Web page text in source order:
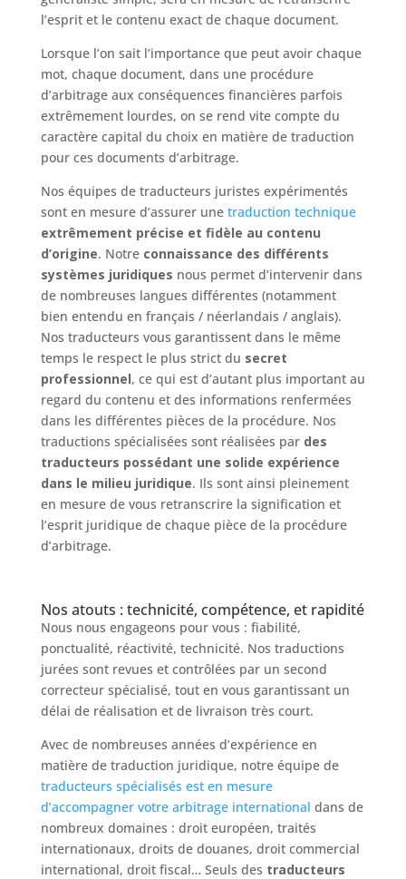
l’esprit et le contenu exact de chaque document.
Lorsque l’on sait l’importance que peut avoir chaque
mot, chaque document, dans une procédure
d’arbitrage aux conséquences financières parfois
extrêmement lourdes, on se rend vite compte du
caractère capital du choix en matière de traduction
pour ces documents d’arbitrage.
Nos équipes de traducteurs juristes expérimentés
sont en mesure d’assurer une traduction technique
extrêmement précise et fidèle au contenu
d’origine. Notre connaissance des différents
systèmes juridiques nous permet d’intervenir dans
de nombreuses langues différentes (notamment
bien entendu en français / néerlandais / anglais).
Nos traducteurs vous garantissent dans le même
temps le respect le plus strict du secret
professionnel, ce qui est d’autant plus important au
regard du contenu et des informations renfermées
dans les différentes pièces de la procédure. Nos
traductions spécialisées sont réalisées par des
traducteurs possédant une solide expérience
dans le milieu juridique. Ils sont ainsi pleinement
en mesure de vous retranscrire la signification et
l’esprit juridique de chaque pièce de la procédure
d’arbitrage.
Nos atouts : technicité, compétence, et rapidité
Nous nous engageons pour vous : fiabilité,
ponctualité, réactivité, technicité. Nos traductions
jurées sont revues et contrôlées par un second
correcteur spécialisé, tout en vous garantissant un
délai de réalisation et de livraison très court.
Avec de nombreuses années d’expérience en
matière de traduction juridique, notre équipe de
traducteurs spécialisés est en mesure
d’accompagner votre arbitrage international dans de
nombreux domaines : droit européen, traités
internationaux, droits de douanes, droit commercial
international, droit fiscal… Seuls des traducteurs